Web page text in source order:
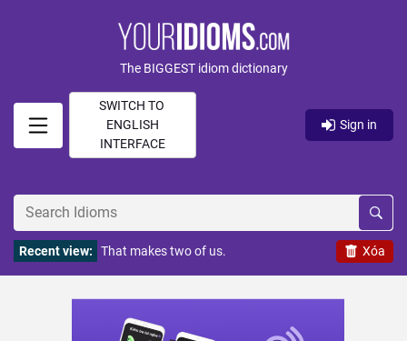
The BIGGEST idiom dictionary
SWITCH TO
ENGLISH
INTERFACE
Sign in
Xóa
Recent view: That makes two of us.